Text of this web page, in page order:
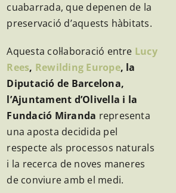
cuabarrada, que depenen de la
preservació d’aquests hàbitats.
Aquesta col·laboració entre Lucy
Rees, Rewilding Europe, la
Diputació de Barcelona,
l’Ajuntament d’Olivella i la
Fundació Miranda representa
una aposta decidida pel
respecte als processos naturals
i la recerca de noves maneres
de conviure amb el medi.